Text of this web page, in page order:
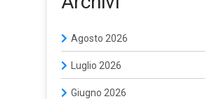
Agosto 2026
Luglio 2026
Giugno 2026